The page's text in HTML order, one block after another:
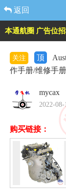
返回
本通航圈 广告位
关注 顶
作手册/维修手册
mycax
2022-
购买链接：